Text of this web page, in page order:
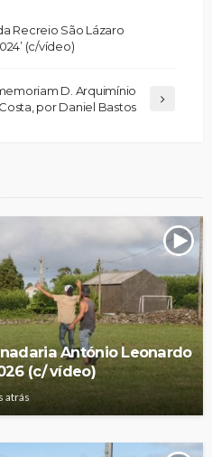
Recreio São Lázaro
(c/vídeo)
D. Arquimínio
por Daniel Bastos
António Leonardo
(c/ vídeo)
atrás